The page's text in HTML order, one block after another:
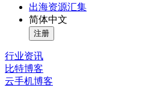
出海资源汇集
简体中文
注册
行业资讯
比特博客
云手机博客